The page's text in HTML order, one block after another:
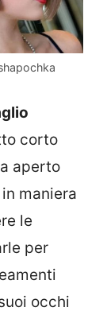
corto
aperto
maniera
le
per
occhi